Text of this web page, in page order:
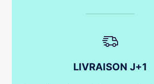
LIVRAISON J+1